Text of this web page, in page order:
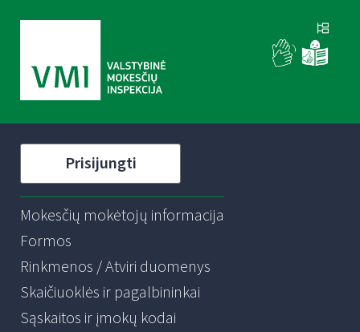
Prisijungti
Mokesčių mokėtojų informacija
Formos
Rinkmenos / Atviri duomenys
Skaičiuoklės ir pagalbininkai
Sąskaitos ir įmokų kodai